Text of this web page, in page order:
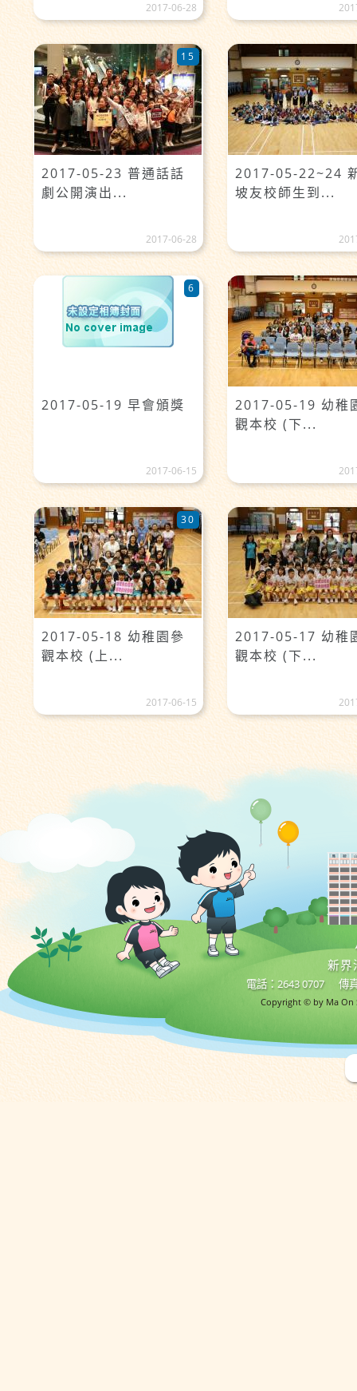
2017-06-28
2017-05-23 普通話話
劇公開演出...
15
2017-06-28
2017-05-22~24
坡友校師生到...
2017-05-19 早會頒獎
6
2017-06-15
2017-05-19 幼稚
觀本校 (下...
2017-05-18 幼稚園參
觀本校 (上...
30
2017-06-15
2017-05-17 幼稚
觀本校 (下...
新界
電話：2643 0707 傳
Copyright © by Ma On